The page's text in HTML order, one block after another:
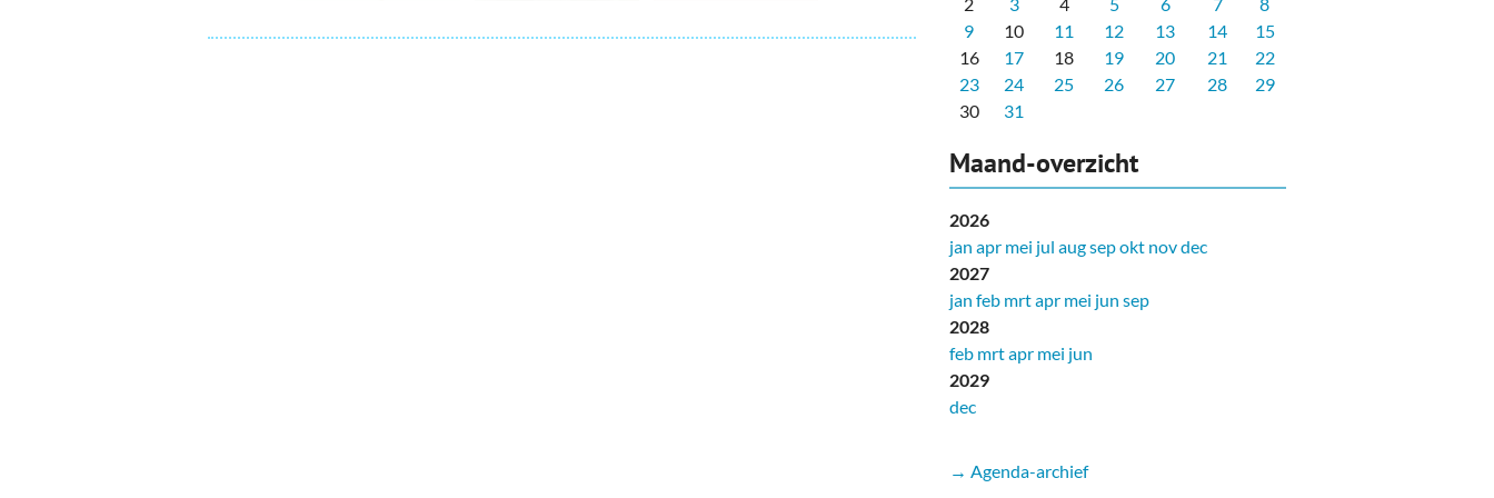
9
10 11 12 13 14
15
16
17 18 19 20 21
22
23
24 25 26 27 28
29
30
31
Maand-overzicht
2026
jan apr mei jul augsepokt novdec
2027
jan feb mrtapr mei jun sep
2028
feb mrtapr mei jun
2029
dec
→ Agenda-archief